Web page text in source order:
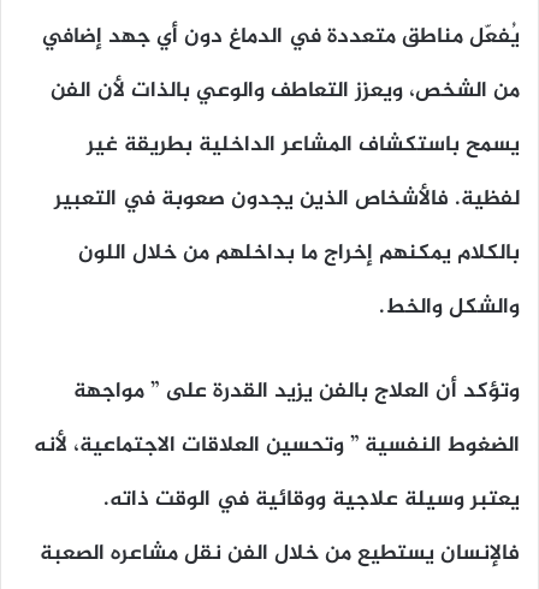
يُفعّل مناطق متعددة في الدماغ دون أي جهد إضافي
من الشخص، ويعزز التعاطف والوعي بالذات لأن الفن
يسمح باستكشاف المشاعر الداخلية بطريقة غير
لفظية. فالأشخاص الذين يجدون صعوبة في التعبير
بالكلام يمكنهم إخراج ما بداخلهم من خلال اللون
والشكل والخط.
وتؤكد أن العلاج بالفن يزيد القدرة على ” مواجهة
الضغوط النفسية ” وتحسين العلاقات الاجتماعية، لأنه
يعتبر وسيلة علاجية ووقائية في الوقت ذاته.
فالإنسان يستطيع من خلال الفن نقل مشاعره الصعبة